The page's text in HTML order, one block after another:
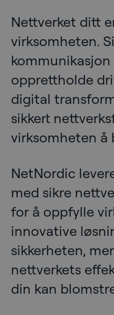
Nettverket ditt
virksomheten.
opprettholde
digital
sikkert
virksomheten å
NetNordic
med sikre
for å oppfylle
innovative
sikkerheten,
nettverkets
din kan